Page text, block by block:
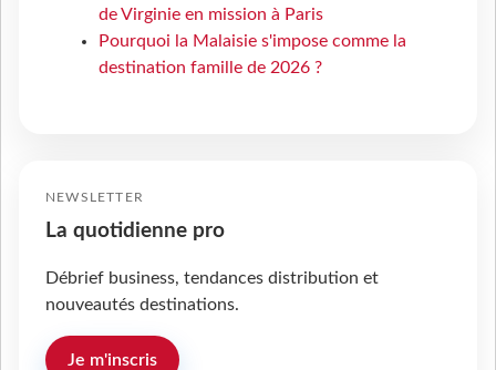
de Virginie en mission à Paris
Pourquoi la Malaisie s'impose comme la
destination famille de 2026 ?
NEWSLETTER
La quotidienne pro
Débrief business, tendances distribution et
nouveautés destinations.
Je m'inscris